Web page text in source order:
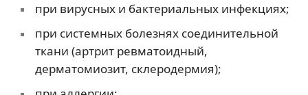
при вирусных и бактериальных инфекциях;
при системных болезнях соединительной
ткани (артрит ревматоидный,
дерматомиозит, склеродермия);